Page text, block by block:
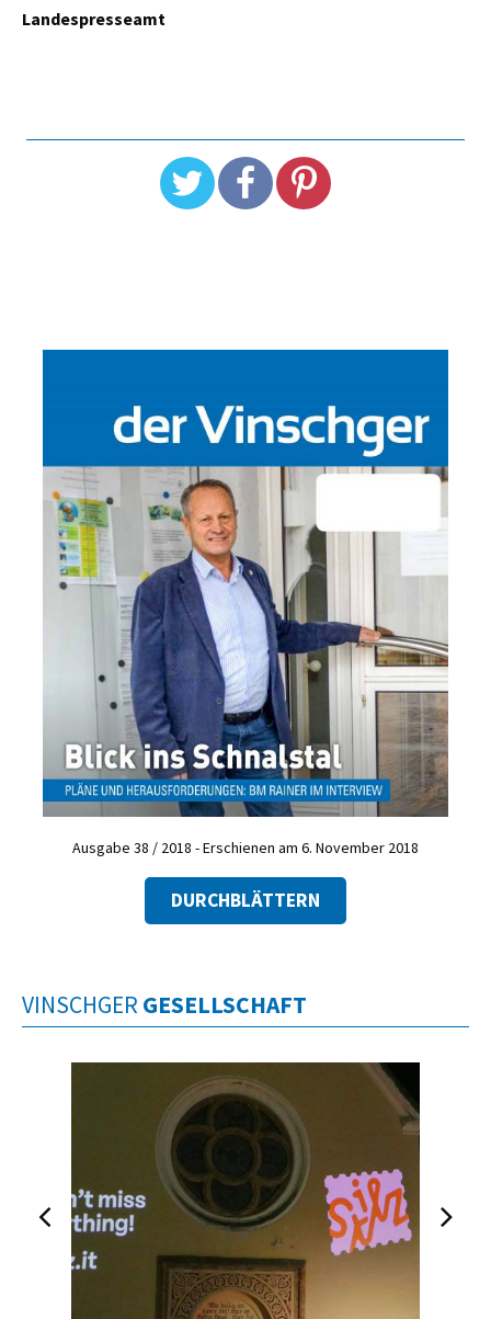
Landespresseamt
Ausgabe 38 / 2018 - Erschienen am 6. November 2018
DURCHBLÄTTERN
VINSCHGER GESELLSCHAFT